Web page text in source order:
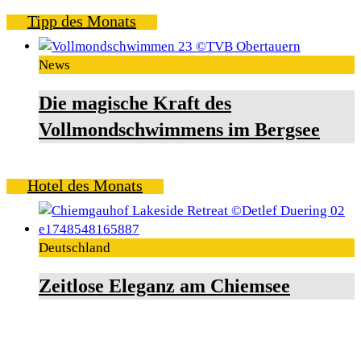
Tipp des Monats
News
Die magische Kraft des
Vollmondschwimmens im Bergsee
Hotel des Monats
Deutschland
Zeitlose Eleganz am Chiemsee